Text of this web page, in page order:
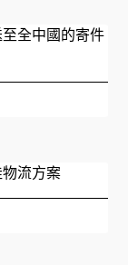
全中國的寄件
流方案